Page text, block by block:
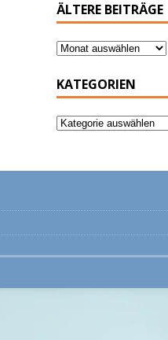
WPCookiePro
ÄLTERE BEITRÄGE
KATEGORIEN